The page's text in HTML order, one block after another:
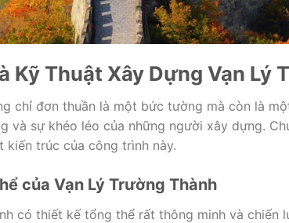
Kỹ Thuật Xây Dựng Vạn Lý
chỉ đơn thuần là một bức tường mà còn là
và sự khéo léo của những người xây dựng.
kiến trúc của công trình này.
của Vạn Lý Trường Thành
có thiết kế tổng thể rất thông minh và